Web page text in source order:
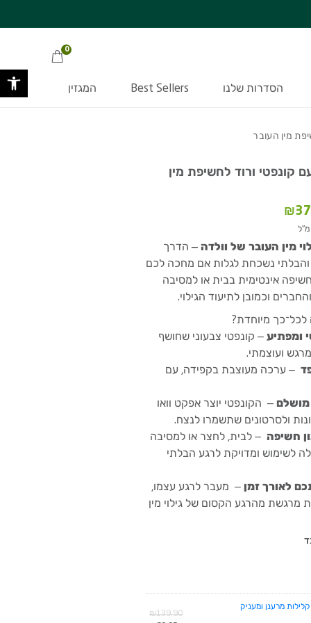
0
הסדרות שלנו Best Sellers המגזין
מין העובר
קונפטי ורוד לחשיפת מין
₪המחיר
הוא:
₪373.90.
מין העובר של וולדה – הדרך
נשכחת לגלות אם מחכה לכם
אינטימית בבית או למסיבה
וכמובן לתיעוד הגילוי.
מיוחדת?
ומפתיע– קונפטי צבעוני שחושף
ועוצמתי.
– ערכה מעוצבת בקפידה, עם
– הקונפטי יוצר אפקט וואו
ולסרטונים שתשמרו לנצח.
חשיפה– לבית, לחצר או למסיבה
לשימוש ומדויקת לרגע הבלתי
לאורך זמן– מעבר לרגע עצמו,
מרגשת מהרגע הקסום של גילוי מין
קלילות מרענן ומעניק
₪139.90
המחיר
המוצר